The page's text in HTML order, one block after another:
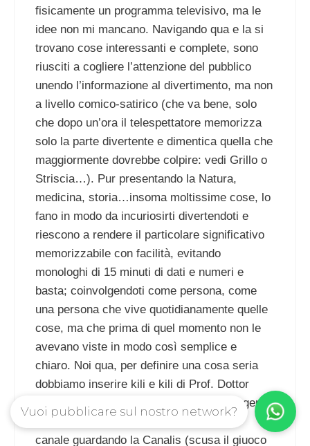
fisicamente un programma televisivo, ma le
idee non mi mancano. Navigando qua e la si
trovano cose interessanti e complete, sono
riusciti a cogliere l’attenzione del pubblico
unendo l’informazione al divertimento, ma non
a livello comico-satirico (che va bene, solo
che dopo un’ora il telespettatore memorizza
solo la parte divertente e dimentica quella che
maggiormente dovrebbe colpire: vedi Grillo o
Striscia…). Pur presentando la Natura,
medicina, storia…insoma moltissime cose, lo
fano in modo da incuriosirti divertendoti e
riescono a rendere il particolare significativo
memorizzabile con facilità, evitando
monologhi di 15 minuti di dati e numeri e
basta; coinvolgendoti come persona, come
una persona che vive quotidianamente quelle
cose, ma che prima di quel momento non le
avevano viste in modo così semplice e
chiaro. Noi qua, per definire una cosa seria
dobbiamo inserire kili e kili di Prof. Dottor
Eccellenza… e più facciamo così più la gente
si rompe di questa pompa magna e gira
canale guardando la Canalis (scusa il giuoco
Vuoi pubblicare sul nostro network?